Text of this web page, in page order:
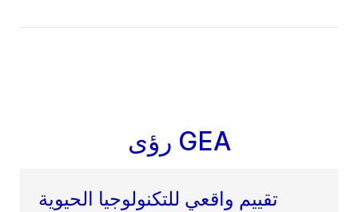
رؤى GEA
تقييم واقعي للتكنولوجيا الحيوية